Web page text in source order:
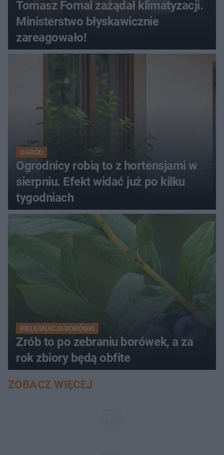
Tomasz Fornal zażądał klimatyzacji.
Ministerstwo błyskawicznie
zareagowało!
OGRÓD
Ogrodnicy robią to z hortensjami w
sierpniu. Efekt widać już po kilku
tygodniach
PIELĘGNACJA BORÓWKI
Zrób to po zebraniu borówek, a za
rok zbiory będą obfite
ZOBACZ WIĘCEJ